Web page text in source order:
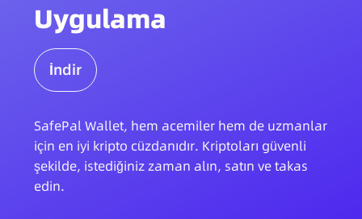
Uygulama
İndir
SafePal Wallet, hem acemiler hem de uzmanlar
için en iyi kripto cüzdanıdır. Kriptoları güvenli
şekilde, istediğiniz zaman alın, satın ve takas
edin.